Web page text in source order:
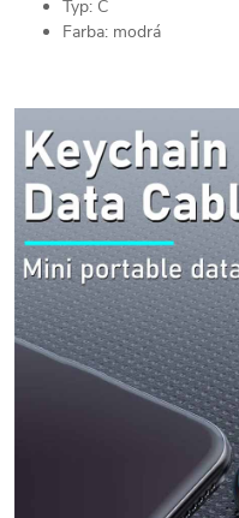
Typ: C
Farba: modrá